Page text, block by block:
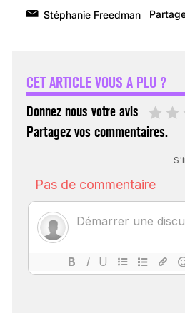
Stéphanie Freedman
CET ARTICLE VOUS A PLU ?
Donnez nous votre avis
Partagez vos commentaires.
18